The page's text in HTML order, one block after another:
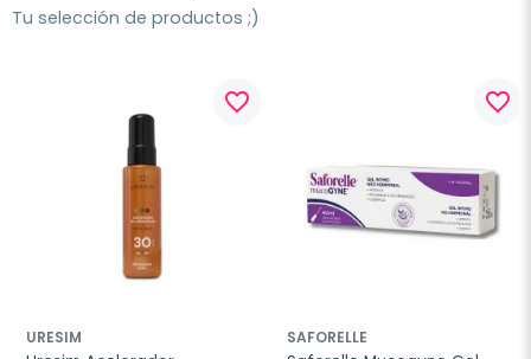
Tu selección de productos ;)
favorite_border
URESIM
favorite_border
SAFORELLE